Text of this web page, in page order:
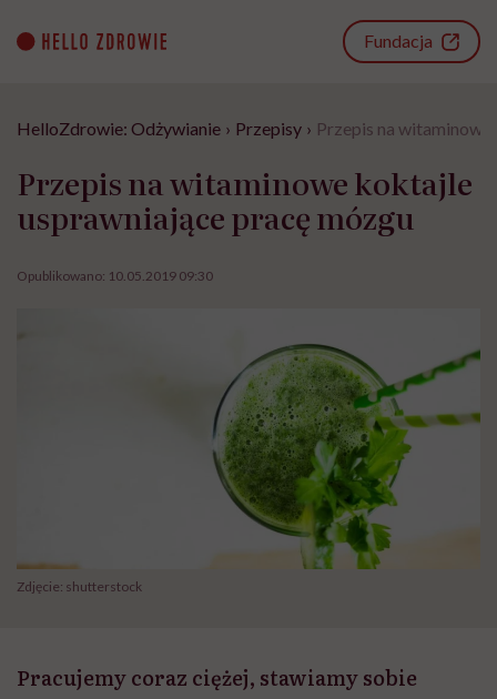
content
Fundacja
HelloZdrowie: Odżywianie › Przepisy › Przepis na
Przepis na witaminowe koktajle
usprawniające pracę mózgu
Opublikowano: 10.05.2019 09:30
Zdjęcie: shutterstock
Pracujemy coraz ciężej, stawiamy sobie